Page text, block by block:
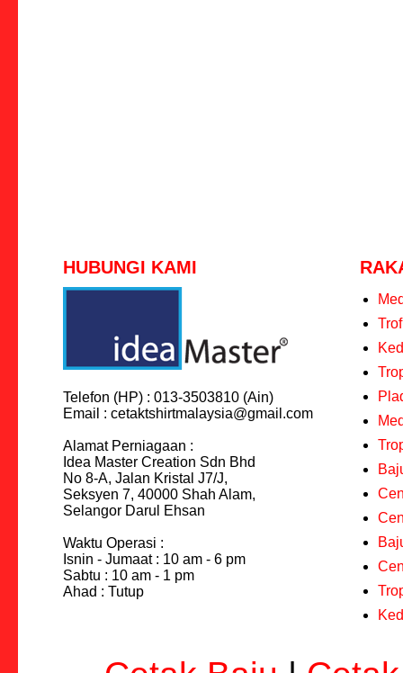
HUBUNGI KAMI
Telefon (HP) : 013-3503810 (Ain)
Email : cetaktshirtmalaysia@gmail.com
Alamat Perniagaan :
Idea Master Creation Sdn Bhd
No 8-A, Jalan Kristal J7/J,
Seksyen 7, 40000 Shah Alam,
Selangor Darul Ehsan
Waktu Operasi :
Isnin - Jumaat : 10 am - 6 pm
Sabtu : 10 am - 1 pm
Ahad : Tutup